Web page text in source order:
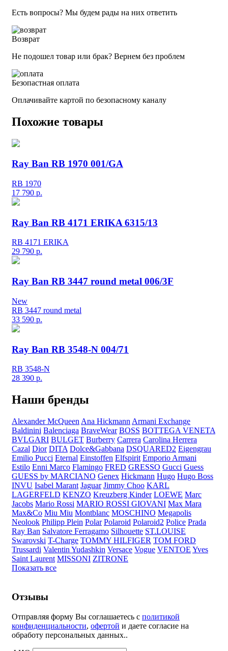
Есть вопросы? Мы будем рады на них ответить
Возврат
Не подошел товар или брак? Вернем без проблем
Безопастная оплата
Оплачивайте картой по безопасному каналу
Похожие товары
Ray Ban RB 1970 001/GA
RB 1970
17 790 р.
Ray Ban RB 4171 ERIKA 6315/13
RB 4171 ERIKA
29 790 р.
Ray Ban RB 3447 round metal 006/3F
New
RB 3447 round metal
33 590 р.
Ray Ban RB 3548-N 004/71
RB 3548-N
28 390 р.
Наши бренды
Alexander McQueen Ana Hickmann Armani Exchange
Baldinini Balenciaga BraveWear BOSS BOTTEGA VENETA
BVLGARI BULGET Burberry Carrera Carolina Herrera
Cazal Dior DITA Dolce&Gabbana DSQUARED2 Eigengrau
Emilio Pucci Eternal Einstoffen Elfspirit Emporio Armani
Estilo Enni Marco Flamingo FRED GRESSO Gucci Guess
GUESS by MARCIANO Genex Hickmann Hugo Hugo Boss
INVU Isabel Marant Jaguar Jimmy Choo KARL
LAGERFELD KENZO Kreuzberg Kinder LOEWE Marc
Jacobs Mario Rossi MARIO ROSSI GIOVANI Max Mara
Max&Co Miu Miu Montblanc MOSCHINO Megapolis
Neolook Philipp Plein Polar Polaroid Polaroid2 Police Prada
Ray Ban Salvatore Ferragamo Silhouette ST.LOUISE
Swarovski T-Charge TOMMY HILFIGER TOM FORD
Trussardi Valentin Yudashkin Versace Vogue VENTOE Yves
Saint Laurent MISSONI ZITRONE
Показать все
Отзывы
Отправляя форму Вы соглашаетесь с политикой
конфиденциальности, офертой и даете согласие на
обработу персональных данных..